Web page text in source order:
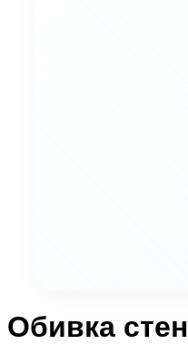
Обивка стен